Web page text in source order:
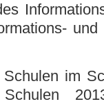
und
im